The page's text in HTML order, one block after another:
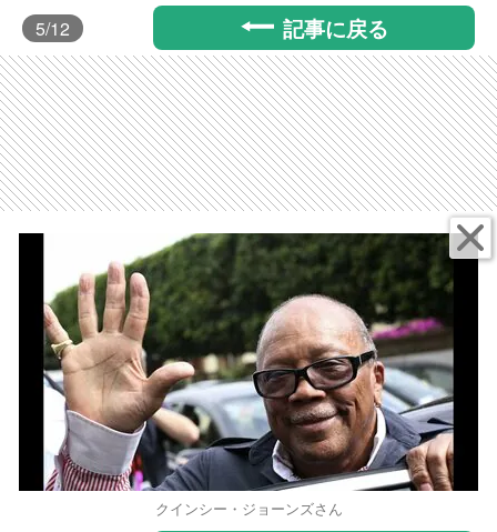
5/12 記事に戻る
クインシー・ジョーンズさん